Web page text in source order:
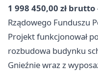
1 998 450,00 zł brutto
Rządowego Funduszu
Projekt funkcjonował
rozbudowa budynku
Gnieźnie wraz z